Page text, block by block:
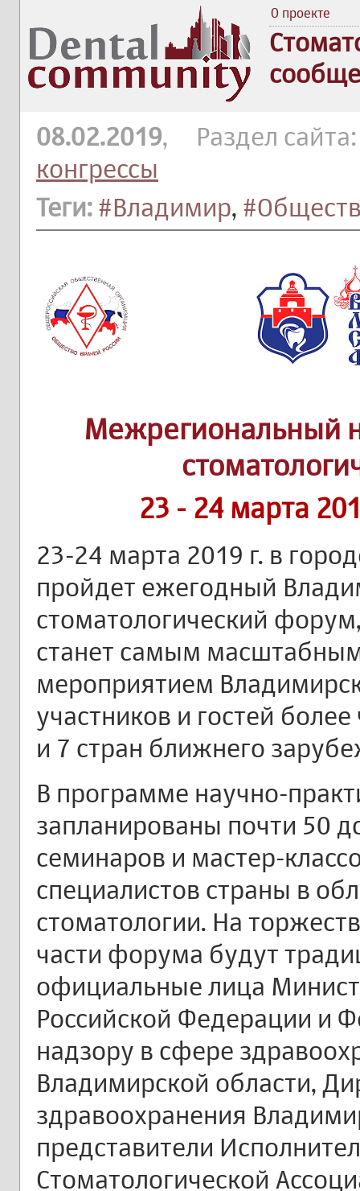
О проекте
08.02.2019, Раздел
конгрессы
Теги: #Владимир,
Межрегиональный
23 - 24 марта
23-24 марта 2019 г. в
пройдет ежегодный
стоматологический
станет самым
мероприятием
участников и гостей
и 7 стран ближнего
В программе научно-
запланированы почти 50
семинаров и мастер-
специалистов страны в
стоматологии. На
части форума будут
официальные лица
Российской Федерации и
надзору в сфере
Владимирской области,
здравоохранения
представители
Стоматологической